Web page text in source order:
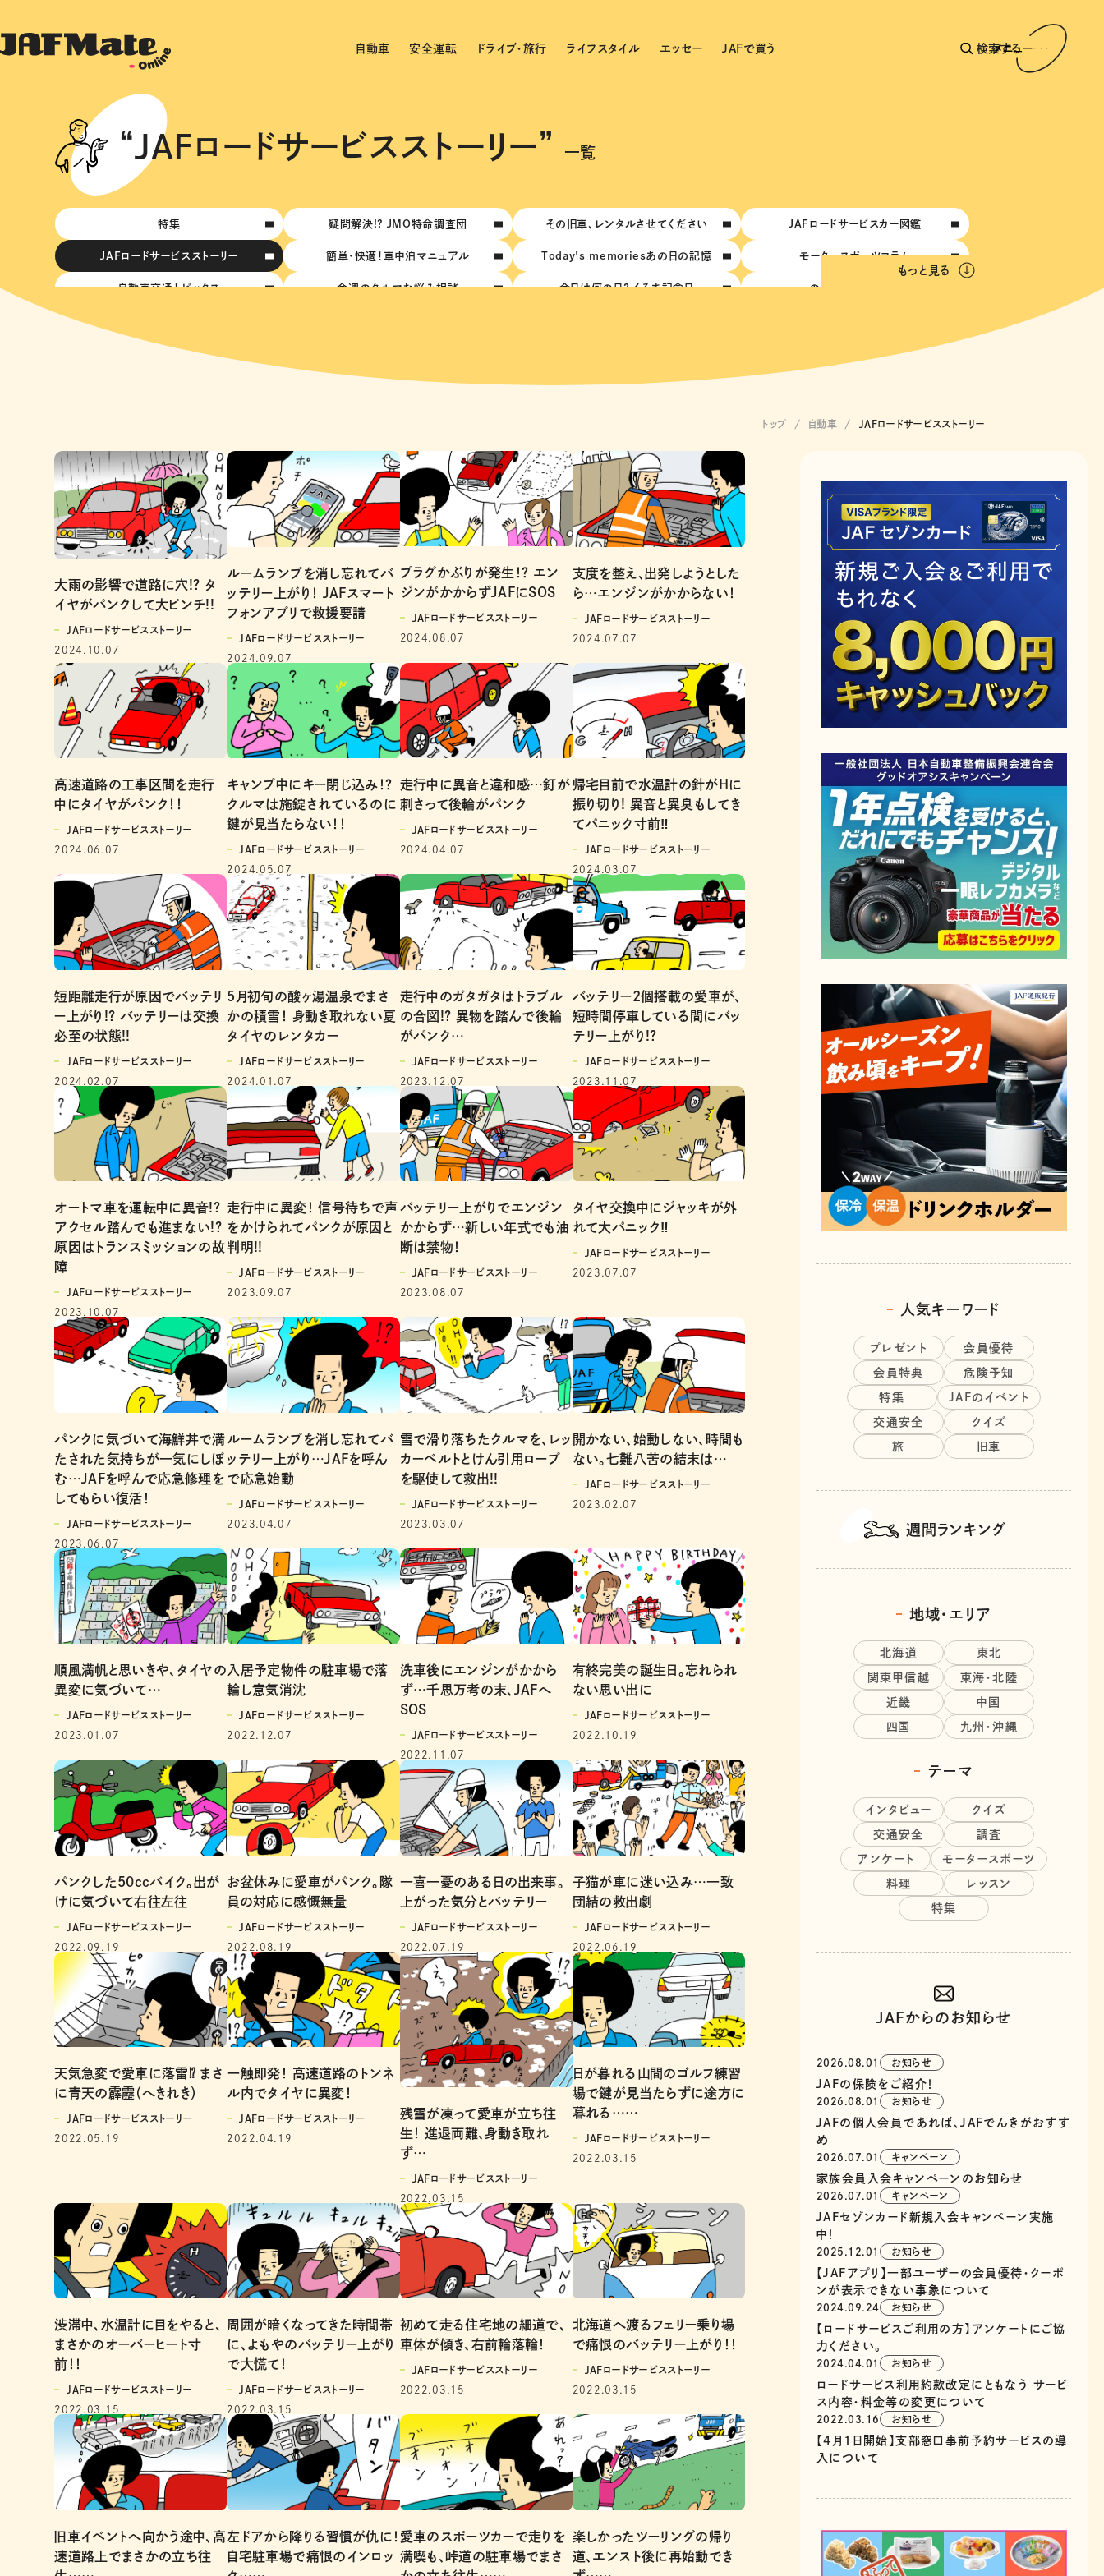
自動車 安全運転 ドライブ・旅行 ライフスタイル エッセー JAFで買う 検索する
メニュー
“JAFロードサービスストーリー” 一覧
特集 疑問解決!? JMO特命調査団 その旧車、レンタルさせてください JAFロードサービスカー図鑑
JAFロードサービスストーリー 簡単・快適！車中泊マニュアル Today's memoriesあの日の記憶 モータースポーツコラム
自動車交通トピックス 今週のクルマお悩み相談 今日は何の日？ くるま記念日 のんびりジャーニー
もっと見る
トップ 自動車 JAFロードサービスストーリー
大雨の影響で道路に穴!? タ
イヤがパンクして大ピンチ!!
JAFロードサービスストーリー
2024.10.07
ルームランプを消し忘れてバ
ッテリー上がり！ JAFスマート
フォンアプリで救援要請
JAFロードサービスストーリー
2024.09.07
プラグかぶりが発生！？ エン
ジンがかからずJAFにSOS
JAFロードサービスストーリー
2024.08.07
支度を整え、出発しようとした
ら…エンジンがかからない！
JAFロードサービスストーリー
2024.07.07
高速道路の工事区間を走行
中にタイヤがパンク！！
JAFロードサービスストーリー
2024.06.07
キャンプ中にキー閉じ込み！？
クルマは施錠されているのに
鍵が見当たらない！！
JAFロードサービスストーリー
2024.05.07
走行中に異音と違和感…釘が
刺さって後輪がパンク
JAFロードサービスストーリー
2024.04.07
帰宅目前で水温計の針がHに
振り切り! 異音と異臭もしてき
てパニック寸前‼
JAFロードサービスストーリー
2024.03.07
短距離走行が原因でバッテリ
ー上がり!? バッテリーは交換
必至の状態!!
JAFロードサービスストーリー
2024.02.07
5月初旬の酸ヶ湯温泉でまさ
かの積雪！ 身動き取れない夏
タイヤのレンタカー
JAFロードサービスストーリー
2024.01.07
走行中のガタガタはトラブル
の合図!? 異物を踏んで後輪
がパンク…
JAFロードサービスストーリー
2023.12.07
バッテリー2個搭載の愛車が、
短時間停車している間にバッ
テリー上がり!?
JAFロードサービスストーリー
2023.11.07
オートマ車を運転中に異音!?
アクセル踏んでも進まない!?
原因はトランスミッションの故
障
JAFロードサービスストーリー
2023.10.07
走行中に異変！ 信号待ちで声
をかけられてパンクが原因と
判明!!
JAFロードサービスストーリー
2023.09.07
バッテリー上がりでエンジン
かからず…新しい年式でも油
断は禁物！
JAFロードサービスストーリー
2023.08.07
タイヤ交換中にジャッキが外
れて大パニック‼
JAFロードサービスストーリー
2023.07.07
パンクに気づいて海鮮丼で満
たされた気持ちが一気にしぼ
む…JAFを呼んで応急修理を
してもらい復活！
JAFロードサービスストーリー
2023.06.07
ルームランプを消し忘れてバ
ッテリー上がり…JAFを呼ん
で応急始動
JAFロードサービスストーリー
2023.04.07
雪で滑り落ちたクルマを、レッ
カーベルトとけん引用ロープ
を駆使して救出!!
JAFロードサービスストーリー
2023.03.07
開かない、始動しない、時間も
ない。七難八苦の結末は…
JAFロードサービスストーリー
2023.02.07
順風満帆と思いきや、タイヤの
異変に気づいて…
JAFロードサービスストーリー
2023.01.07
入居予定物件の駐車場で落
輪し意気消沈
JAFロードサービスストーリー
2022.12.07
洗車後にエンジンがかから
ず…千思万考の末、JAFへ
SOS
JAFロードサービスストーリー
2022.11.07
有終完美の誕生日。忘れられ
ない思い出に
JAFロードサービスストーリー
2022.10.19
パンクした50ccバイク。出が
けに気づいて右往左往
JAFロードサービスストーリー
2022.09.19
お盆休みに愛車がパンク。隊
員の対応に感慨無量
JAFロードサービスストーリー
2022.08.19
一喜一憂のある日の出来事。
上がった気分とバッテリー
JAFロードサービスストーリー
2022.07.19
子猫が車に迷い込み…一致
団結の救出劇
JAFロードサービスストーリー
2022.06.19
天気急変で愛車に落雷⁉ まさ
に青天の霹靂（へきれき）
JAFロードサービスストーリー
2022.05.19
一触即発！ 高速道路のトンネ
ル内でタイヤに異変！
JAFロードサービスストーリー
2022.04.19
残雪が凍って愛車が立ち往
生！ 進退両難、身動き取れ
ず…
JAFロードサービスストーリー
2022.03.15
日が暮れる山間のゴルフ練習
場で鍵が見当たらずに途方に
暮れる……
JAFロードサービスストーリー
2022.03.15
渋滞中、水温計に目をやると、
まさかのオーバーヒート寸
前！！
JAFロードサービスストーリー
2022.03.15
周囲が暗くなってきた時間帯
に、よもやのバッテリー上がり
で大慌て！
JAFロードサービスストーリー
2022.03.15
初めて走る住宅地の細道で、
車体が傾き、右前輪落輪！
JAFロードサービスストーリー
2022.03.15
北海道へ渡るフェリー乗り場
で痛恨のバッテリー上がり！！
JAFロードサービスストーリー
2022.03.15
旧車イベントへ向かう途中、高
速道路上でまさかの立ち往
左ドアから降りる習慣が仇に！
自宅駐車場で痛恨のインロッ
愛車のスポーツカーで走りを
満喫も、峠道の駐車場でまさ
楽しかったツーリングの帰り
道、エンスト後に再始動でき
人気キーワード
プレゼント 会員優待
会員特典 危険予知
特集 JAFのイベント
交通安全 クイズ
旅 旧車
週間ランキング
地域・エリア
北海道 東北
関東甲信越 東海・北陸
近畿 中国
四国 九州・沖縄
テーマ
インタビュー クイズ
交通安全 調査
アンケート モータースポーツ
料理 レッスン
特集
JAFからのお知らせ
2026.08.01 お知らせ
JAFの保険をご紹介！
2026.08.01 お知らせ
JAFの個人会員であれば、JAFでんきがおすす
め
2026.07.01 キャンペーン
家族会員入会キャンペーンのお知らせ
2026.07.01 キャンペーン
JAFセゾンカード新規入会キャンペーン実施
中！
2025.12.01 お知らせ
【JAFアプリ】一部ユーザーの会員優待・クーポ
ンが表示できない事象について
2024.09.24 お知らせ
【ロードサービスご利用の方】アンケートにご協
力ください。
2024.04.01 お知らせ
ロードサービス利用約款改定にともなう サービ
ス内容・料金等の変更について
2022.03.16 お知らせ
【4月1日開始】支部窓口事前予約サービスの導
入について